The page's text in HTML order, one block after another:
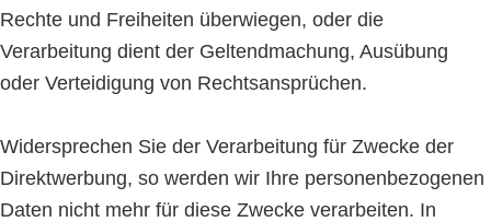
Rechte und Freiheiten überwiegen, oder die
Verarbeitung dient der Geltendmachung, Ausübung
oder Verteidigung von Rechtsansprüchen.
Widersprechen Sie der Verarbeitung für Zwecke der
Direktwerbung, so werden wir Ihre personenbezogenen
Daten nicht mehr für diese Zwecke verarbeiten. In